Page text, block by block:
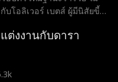
บโอลิเวอร์ เบตส์ ผู้มีนิสัยขี้
ไม่รู้ว่าเธอเป็นคู่หมั้นของ
น เอลิซา ลูกพี่ลูกน้องที่ถูก
ที่จะทำให้ทุกคนใน
ต่งงานกับดารา